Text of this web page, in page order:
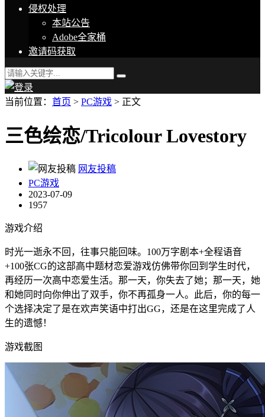
侵权处理
本站公告
Adobe全家桶
邀请码获取
当前位置： 首页 > PC游戏 > 正文
三色绘恋/Tricolour Lovestory
网友投稿
PC游戏
2023-07-09
1957
游戏介绍
时光一逝永不回，往事只能回味。100万字剧本+全程语音
+100张CG的这部高中题材恋爱游戏仿佛带你回到学生时代，
再经历一次高中恋爱生活。那一天，你失去了她；那一天，她
和她同时向你伸出了双手，你不再孤身一人。此后，你的每一
个选择决定了是在欢声笑语中打出GG，还是在这里完成了人
生的遗憾！
游戏截图